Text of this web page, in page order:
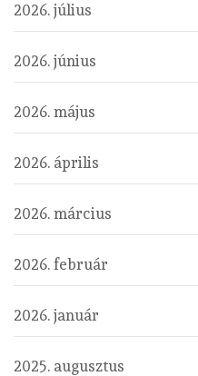
2026. július
2026. június
2026. május
2026. április
2026. március
2026. február
2026. január
2025. augusztus